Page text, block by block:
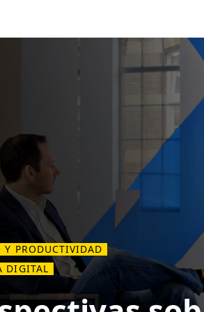
Y PRODUCTIVIDAD
DIGITAL